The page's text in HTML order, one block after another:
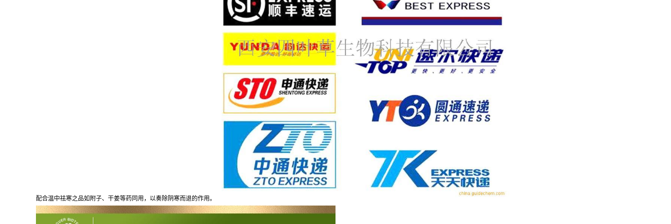
配合温中祛寒之品如附子、干姜等药同用，以奏除阴寒而退的作用。